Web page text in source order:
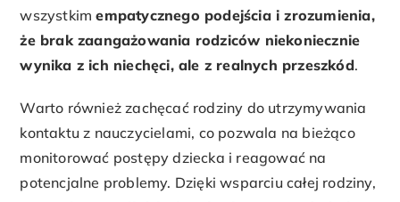
wszystkimempatycznego podejścia i zrozumienia,
że brak zaangażowania rodziców niekoniecznie
wynika z ich niechęci, ale z realnych przeszkód.
Warto również zachęcać rodziny do utrzymywania
kontaktu z nauczycielami, co pozwala na bieżąco
monitorować postępy dziecka i reagować na
potencjalne problemy. Dzięki wsparciu całej rodziny,